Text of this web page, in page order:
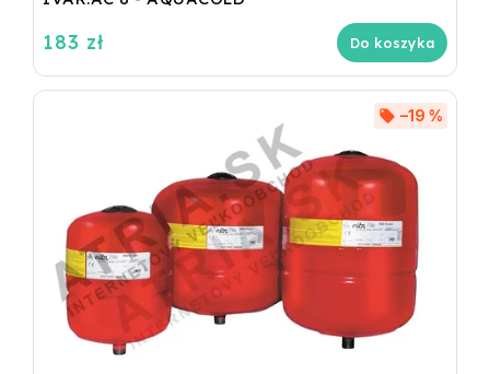
183 zł Do koszyka
–19 %